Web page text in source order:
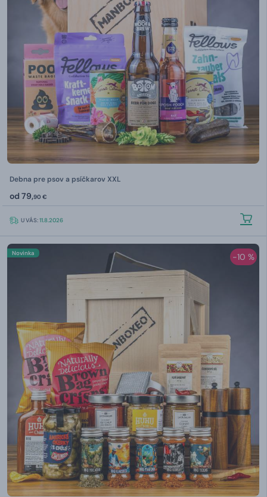
Debna pre psov a psíčkarov XXL
od 79,90 €
U VÁS:11.8.2026
-10 %
Novinka